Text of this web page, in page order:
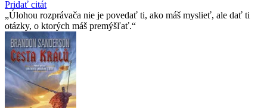
Pridať citát
Úlohou rozprávača nie je povedať ti, ako máš myslieť, ale dať ti
otázky, o ktorých máš premýšľať.